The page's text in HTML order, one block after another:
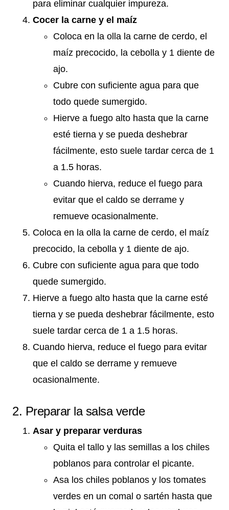
para eliminar cualquier impureza.
Cocer la carne y el maíz
Coloca en la olla la carne de cerdo, el
maíz precocido, la cebolla y 1 diente de
ajo.
Cubre con suficiente agua para que
todo quede sumergido.
Hierve a fuego alto hasta que la carne
esté tierna y se pueda deshebrar
fácilmente, esto suele tardar cerca de 1
a 1.5 horas.
Cuando hierva, reduce el fuego para
evitar que el caldo se derrame y
remueve ocasionalmente.
Coloca en la olla la carne de cerdo, el maíz
precocido, la cebolla y 1 diente de ajo.
Cubre con suficiente agua para que todo
quede sumergido.
Hierve a fuego alto hasta que la carne esté
tierna y se pueda deshebrar fácilmente, esto
suele tardar cerca de 1 a 1.5 horas.
Cuando hierva, reduce el fuego para evitar
que el caldo se derrame y remueve
ocasionalmente.
2. Preparar la salsa verde
Asar y preparar verduras
Quita el tallo y las semillas a los chiles
poblanos para controlar el picante.
Asa los chiles poblanos y los tomates
verdes en un comal o sartén hasta que